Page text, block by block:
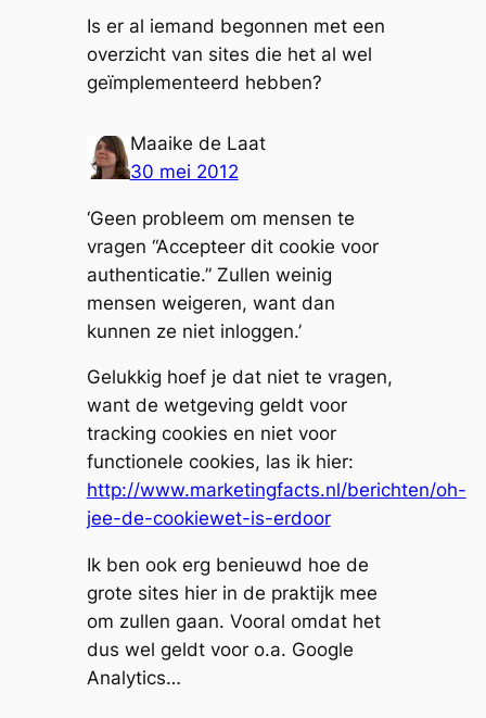
Is er al iemand begonnen met een
overzicht van sites die het al wel
geïmplementeerd hebben?
Maaike de Laat
30 mei 2012
‘Geen probleem om mensen te
vragen “Accepteer dit cookie voor
authenticatie.” Zullen weinig
mensen weigeren, want dan
kunnen ze niet inloggen.’
Gelukkig hoef je dat niet te vragen,
want de wetgeving geldt voor
tracking cookies en niet voor
functionele cookies, las ik hier:
http://www.marketingfacts.nl/berichten/oh-
jee-de-cookiewet-is-erdoor
Ik ben ook erg benieuwd hoe de
grote sites hier in de praktijk mee
om zullen gaan. Vooral omdat het
dus wel geldt voor o.a. Google
Analytics…